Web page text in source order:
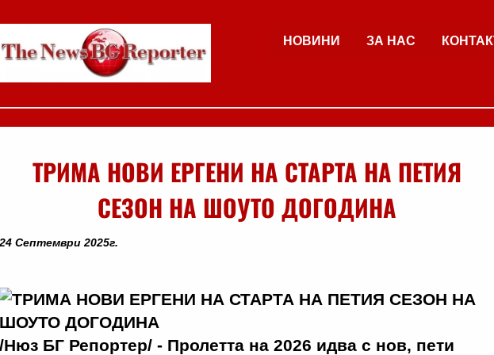
НОВИНИ ЗА НАС
ТРИМА НОВИ ЕРГЕНИ НА СТАРТА НА ПЕТИЯ
СЕЗОН НА ШОУТО ДОГОДИНА
24 Септември 2025г.
/Нюз БГ Репортер/ - Пролетта на 2026 идва с нов, пети